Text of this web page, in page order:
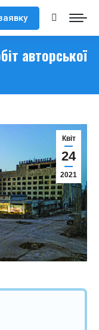
Search:
авторської
Квіт
24
2021